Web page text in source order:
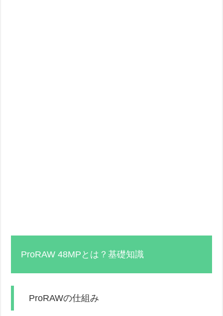
ProRAW 48MPとは？基礎知識
ProRAWの仕組み